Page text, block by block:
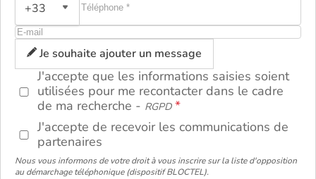
+33
Je souhaite ajouter un message
J'accepte que les informations saisies soient
utilisées pour me recontacter dans le cadre
de ma recherche - RGPD
J'accepte de recevoir les communications de
partenaires
Nous vous informons de votre droit à vous inscrire sur la liste d'opposition
au démarchage téléphonique (dispositif BLOCTEL).
ou